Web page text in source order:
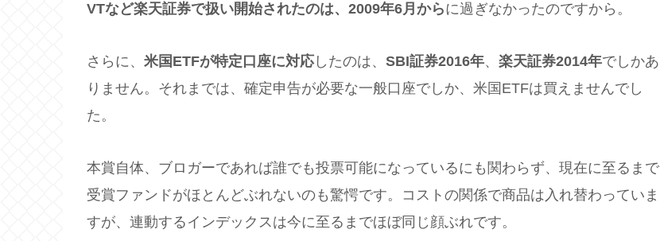
VTなど楽天証券で扱い開始されたのは、2009年6月からに過ぎなかったのですから。
さらに、 米国ETFが特定口座に対応したのは、 SBI証券2016年、 楽天証券2014年でしかあ
りません。それまでは、確定申告が必要な一般口座でしか、米国ETFは買えませんでし
た。
本賞自体、ブロガーであれば誰でも投票可能になっているにも関わらず、現在に至るまで
受賞ファンドがほとんどぶれないのも驚愕です。コストの関係で商品は入れ替わっていま
すが、連動するインデックスは今に至るまでほぼ同じ顔ぶれです。